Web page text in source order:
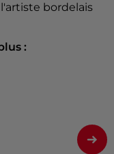
bordelais
: